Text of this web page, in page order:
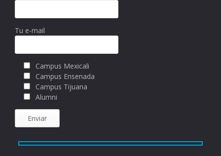
Tu e-mail
Campus Mexicali
Campus Ensenada
Campus Tijuana
Alumni